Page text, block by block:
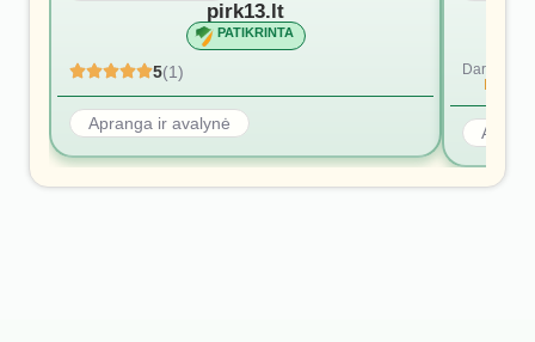
pirk13.lt
PATIKRINTA
5(1)
Apranga ir avalynė
Dar nėra